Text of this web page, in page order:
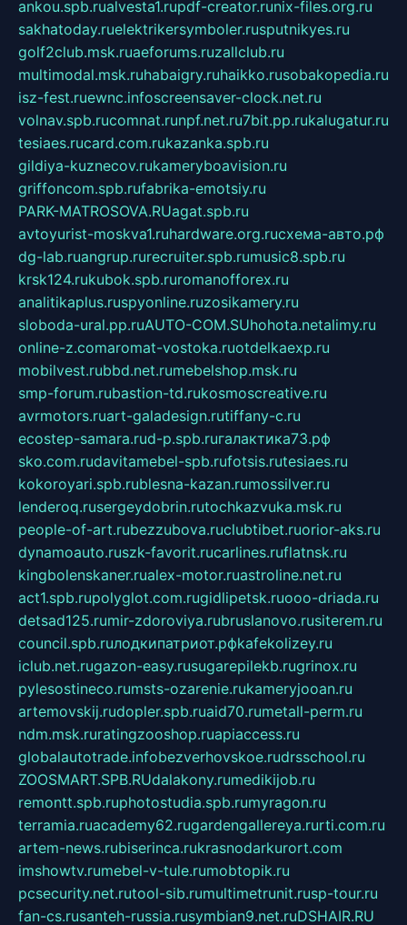
ankou.spb.rualvesta1.rupdf-creator.runix-files.org.ru
sakhatoday.ruelektrikersymboler.rusputnikyes.ru
golf2club.msk.ruaeforums.ruzallclub.ru
multimodal.msk.ruhabaigry.ruhaikko.rusobakopedia.ru
isz-fest.ruewnc.infoscreensaver-clock.net.ru
volnav.spb.rucomnat.runpf.net.ru7bit.pp.rukalugatur.ru
tesiaes.rucard.com.rukazanka.spb.ru
gildiya-kuznecov.rukameryboavision.ru
griffoncom.spb.rufabrika-emotsiy.ru
PARK-MATROSOVA.RUagat.spb.ru
avtoyurist-moskva1.ruhardware.org.ruсхема-авто.рф
dg-lab.ruangrup.rurecruiter.spb.rumusic8.spb.ru
krsk124.rukubok.spb.ruromanofforex.ru
analitikaplus.ruspyonline.ruzosikamery.ru
sloboda-ural.pp.ruAUTO-COM.SUhohota.netalimy.ru
online-z.comaromat-vostoka.ruotdelkaexp.ru
mobilvest.rubbd.net.rumebelshop.msk.ru
smp-forum.rubastion-td.rukosmoscreative.ru
avrmotors.ruart-galadesign.rutiffany-c.ru
ecostep-samara.rud-p.spb.ruгалактика73.рф
sko.com.rudavitamebel-spb.rufotsis.rutesiaes.ru
kokoroyari.spb.rublesna-kazan.rumossilver.ru
lenderoq.rusergeydobrin.rutochkazvuka.msk.ru
people-of-art.rubezzubova.ruclubtibet.ruorior-aks.ru
dynamoauto.ruszk-favorit.rucarlines.ruflatnsk.ru
kingbolenskaner.rualex-motor.ruastroline.net.ru
act1.spb.rupolyglot.com.rugidlipetsk.ruooo-driada.ru
detsad125.rumir-zdoroviya.rubruslanovo.rusiterem.ru
council.spb.ruлодкипатриот.рфkafekolizey.ru
iclub.net.rugazon-easy.rusugarepilekb.rugrinox.ru
pylesostineco.rumsts-ozarenie.rukameryjooan.ru
artemovskij.rudopler.spb.ruaid70.rumetall-perm.ru
ndm.msk.ruratingzooshop.ruapiaccess.ru
globalautotrade.infobezverhovskoe.rudrsschool.ru
ZOOSMART.SPB.RUdalakony.rumedikijob.ru
remontt.spb.ruphotostudia.spb.rumyragon.ru
terramia.ruacademy62.rugardengallereya.rurti.com.ru
artem-news.rubiserinca.rukrasnodarkurort.com
imshowtv.rumebel-v-tule.rumobtopik.ru
pcsecurity.net.rutool-sib.rumultimetrunit.rusp-tour.ru
fan-cs.rusanteh-russia.rusymbian9.net.ruDSHAIR.RU